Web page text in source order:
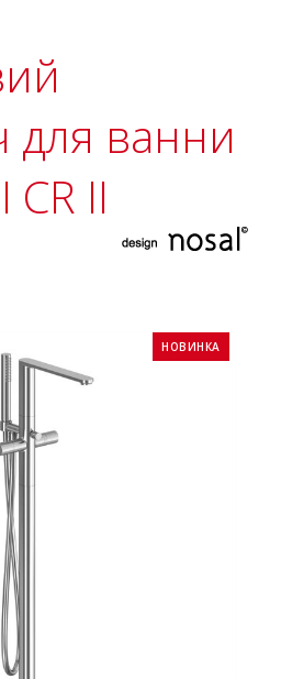
для ванни
II
НОВИНКА